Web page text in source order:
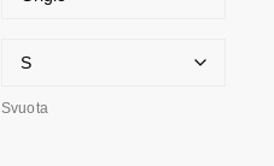
Svuota